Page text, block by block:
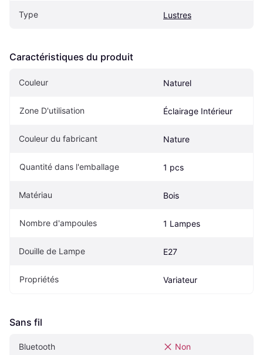
Type Lustres
Caractéristiques du produit
Couleur Naturel
Zone D'utilisation Éclairage Intérieur
Couleur du fabricant Nature
Quantité dans l'emballage 1 pcs
Matériau Bois
Nombre d'ampoules 1 Lampes
Douille de Lampe E27
Propriétés Variateur
Sans fil
Bluetooth Non